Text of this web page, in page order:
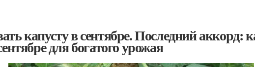
капусту в сентябре. Последний аккорд:
для богатого урожая